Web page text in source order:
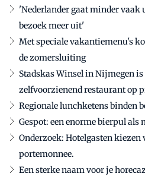
'Nederlander gaat minder vaak
bezoek meer uit'
Met speciale vakantiemenu's
de zomersluiting
Stadskas Winsel in Nijmegen is
zelfvoorzienend restaurant op
Regionale lunchketens binden
Gespot: een enorme bierpul als
Onderzoek: Hotelgasten kiezen
portemonnee.
Een sterke naam voor je